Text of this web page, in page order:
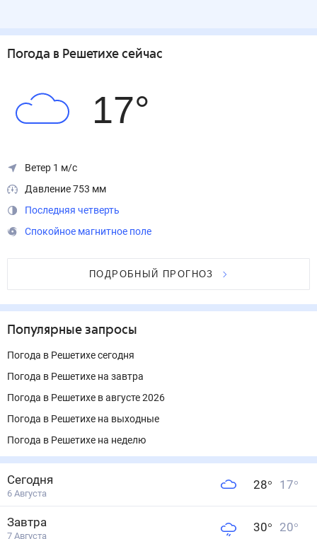
Погода в Решетихе сейчас
17°
Ветер 1 м/с
Давление 753 мм
Последняя четверть
Спокойное магнитное поле
ПОДРОБНЫЙ ПРОГНОЗ
Популярные запросы
Погода в Решетихе сегодня
Погода в Решетихе на завтра
Погода в Решетихе в августе 2026
Погода в Решетихе на выходные
Погода в Решетихе на неделю
Сегодня
6 Августа
28° 17°
Завтра
7 Августа
30° 20°